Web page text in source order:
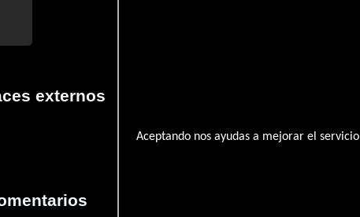
Aceptando nos ayudas a mejorar el servicio
externos